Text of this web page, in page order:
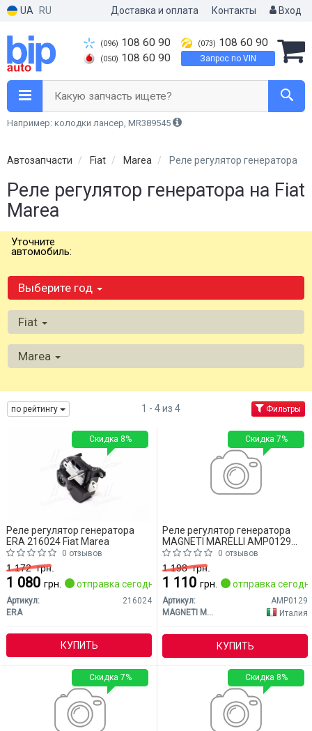
UA RU Доставка и оплата Контакты Вход
(096) 108 60 90
(050) 108 60 90
(073) 108 60 90
Запрос по VIN
Какую запчасть ищете?
Например: колодки лансер, MR389545
Автозапчасти Fiat Marea Реле регулятор генератора
Реле регулятор генератора на Fiat
Marea
Уточните
автомобиль:
Выберите год
Fiat
Marea
по рейтингу 1 - 4 из 4 Фильтры
Реле регулятор генератора
ERA 216024 Fiat Marea
0 отзывов
1 172грн.
1 080 грн. отправка сегодня
Артикул:
216024
ERA
КУПИТЬ
Скидка 8%
Реле регулятор генератора
MAGNETI MARELLI AMP0129
Fiat Marea
0 отзывов
1 198грн.
1 110 грн. отправка
Артикул:
AMP0129
MAGNETI MARELLI
Италия
КУПИТЬ
Скидка 7%
Скидка 7% Скидка 8%